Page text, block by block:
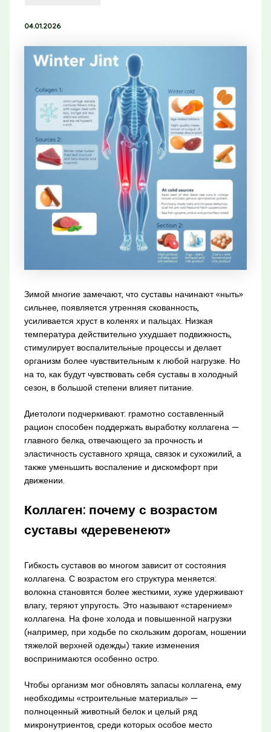
04.01.2026
Зимой многие замечают, что суставы начинают «ныть»
сильнее, появляется утренняя скованность,
усиливается хруст в коленях и пальцах. Низкая
температура действительно ухудшает подвижность,
стимулирует воспалительные процессы и делает
организм более чувствительным к любой нагрузке. Но
на то, как будут чувствовать себя суставы в холодный
сезон, в большой степени влияет питание.
Диетологи подчеркивают: грамотно составленный
рацион способен поддержать выработку коллагена —
главного белка, отвечающего за прочность и
эластичность суставного хряща, связок и сухожилий, а
также уменьшить воспаление и дискомфорт при
движении.
Коллаген: почему с возрастом
суставы «деревенеют»
Гибкость суставов во многом зависит от состояния
коллагена. С возрастом его структура меняется:
волокна становятся более жесткими, хуже удерживают
влагу, теряют упругость. Это называют «старением»
коллагена. На фоне холода и повышенной нагрузки
(например, при ходьбе по скользким дорогам, ношении
тяжелой верхней одежды) такие изменения
воспринимаются особенно остро.
Чтобы организм мог обновлять запасы коллагена, ему
необходимы «строительные материалы» —
полноценный животный белок и целый ряд
микронутриентов, среди которых особое место